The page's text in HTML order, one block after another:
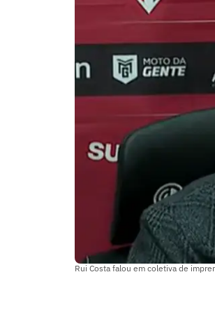
Rui Costa falou em coletiva de